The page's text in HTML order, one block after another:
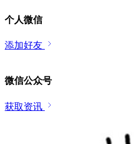
个人微信
添加好友